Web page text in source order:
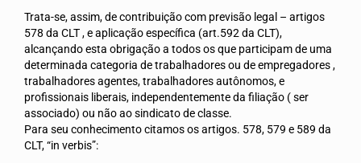
Contribuição Assistencial/Confederativa
Orientações
Evolução do Salário Mínimo
Salário Família
Seguro Desemprego
Trata-se, assim, de contribuição com previsão legal – artigos
578 da CLT , e aplicação específica (art.592 da CLT),
alcançando esta obrigação a todos os que participam de uma
determinada categoria de trabalhadores ou de empregadores ,
trabalhadores agentes, trabalhadores autônomos, e
profissionais liberais, independentemente da filiação ( ser
associado) ou não ao sindicato de classe.
Para seu conhecimento citamos os artigos. 578, 579 e 589 da
CLT, “in verbis”: